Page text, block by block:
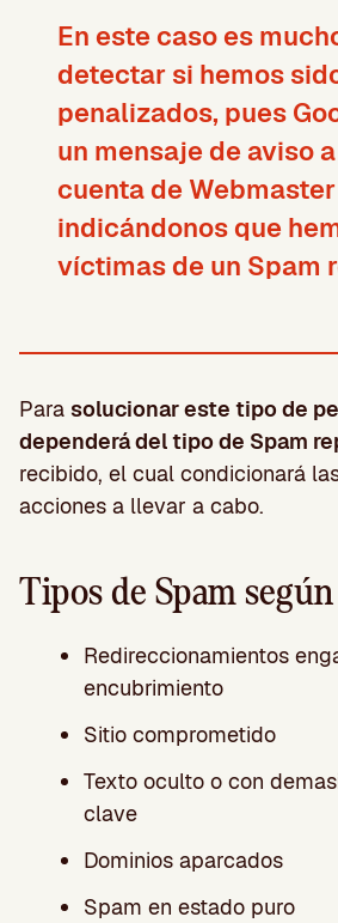
En este caso es
detectar si hemos
penalizados, pues
un mensaje de aviso
cuenta de
indicándonos que
víctimas de un Spam
Para solucionar este tipo de
dependerá del tipo de Spam
recibido, el cual condicionará
acciones a llevar a cabo.
Tipos de Spam
Redireccionamientos
encubrimiento
Sitio comprometido
Texto oculto o con
clave
Dominios aparcados
Spam en estado puro